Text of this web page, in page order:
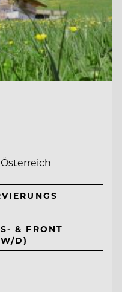
& FRONT
D)